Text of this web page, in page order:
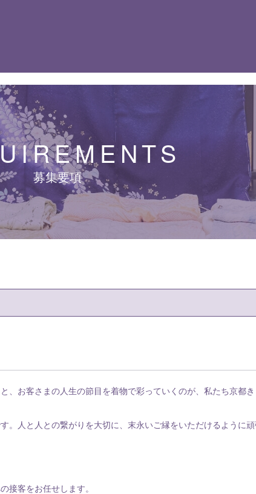
募集要項
、お客さまの人生の節目を着物で彩っていくのが、私たち京都
。人と人との繋がりを大切に、末永いご縁をいただけるように頑
接客をお任せします。